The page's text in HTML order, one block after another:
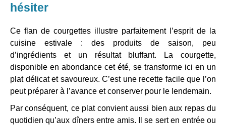
hésiter
Ce flan de courgettes illustre parfaitement l’esprit de la
cuisine estivale : des produits de saison, peu
d’ingrédients et un résultat bluffant. La courgette,
disponible en abondance cet été, se transforme ici en un
plat délicat et savoureux. C’est une recette facile que l’on
peut préparer à l’avance et conserver pour le lendemain.
Par conséquent, ce plat convient aussi bien aux repas du
quotidien qu’aux dîners entre amis. Il se sert en entrée ou